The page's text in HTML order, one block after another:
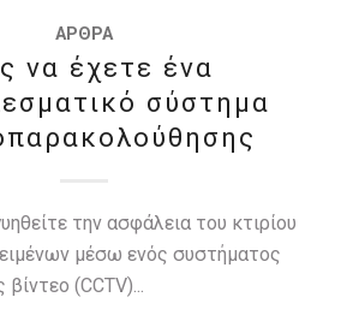
ΆΡΘΡΑ
να έχετε ένα
σύστημα
την ασφάλεια του κτιρίου
μέσω ενός συστήματος
(CCTV)...